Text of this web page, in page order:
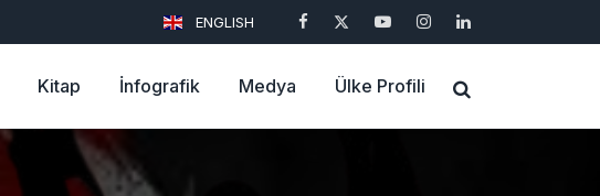
ENGLISH
Kitap İnfografik Medya Ülke Profili